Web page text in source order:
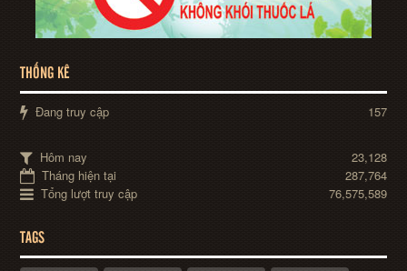
THỐNG KÊ
Đang truy cập 157
Hôm nay
23,128
Tháng hiện tại
287,764
Tổng lượt truy cập
76,575,589
TAGS